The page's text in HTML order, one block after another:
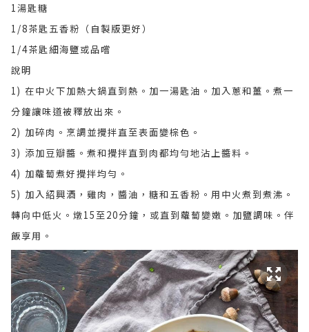
1湯匙糖
1/8茶匙五香粉（自製版更好）
1/4茶匙細海鹽或品嚐
說明
1) 在中火下加熱大鍋直到熱。加一湯匙油。加入蔥和薑。煮一
分鐘讓味道被釋放出來。
2) 加碎肉。烹調並攪拌直至表面變棕色。
3) 添加豆瓣醬。煮和攪拌直到肉都均勻地沾上醬料。
4) 加蘿蔔煮好攪拌均勻。
5) 加入紹興酒，雞肉，醬油，糖和五香粉。用中火煮到煮沸。
轉向中低火。燉15至20分鐘，或直到蘿蔔變嫩。加鹽調味。伴
飯享用。